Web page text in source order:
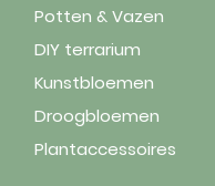
Potten & Vazen
DIY terrarium
Kunstbloemen
Droogbloemen
Plantaccessoires